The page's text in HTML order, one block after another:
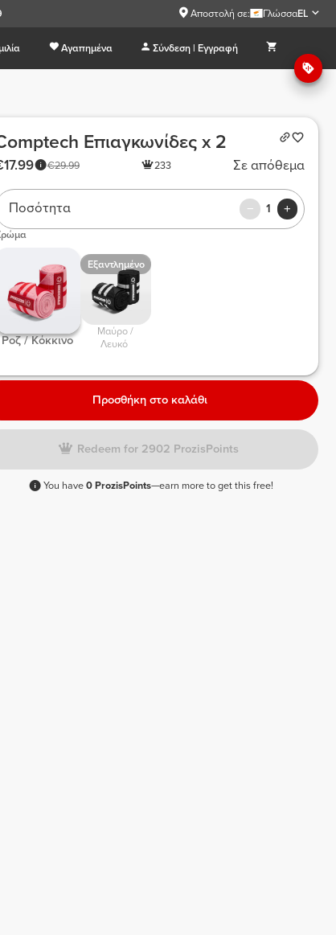
Αποστολή σε: ΓλώσσαEL
Αγαπημένα Σύνδεση | Εγγραφή
Επιαγκωνίδες x 2
€29.99 233 Σε απόθεμα
Ποσότητα 1
Ροζ / Κόκκινο
Εξαντλημένο
Λευκό
Προσθήκη στο καλάθι
Redeem for 2902 ProzisPoints
You have0 ProzisPoints—earn more to get this free!